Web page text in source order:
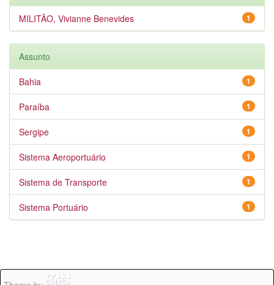
1
MILITÃO, Vivianne Benevides
Assunto
1
Bahia
1
Paraíba
1
Sergipe
1
Sistema Aeroportuário
1
Sistema de Transporte
1
Sistema Portuário